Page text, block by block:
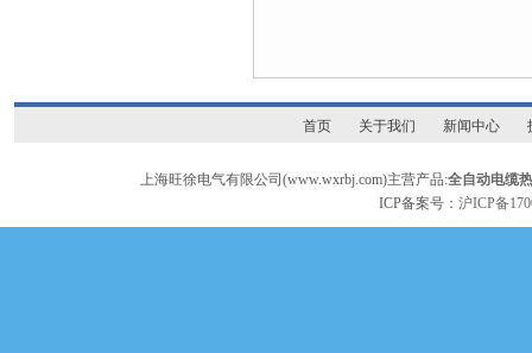
首页 关于我们 新闻中心
上海旺徐电气有限公司(www.wxrbj.com)主营产品:全自动电缆
ICP备案号：沪ICP备